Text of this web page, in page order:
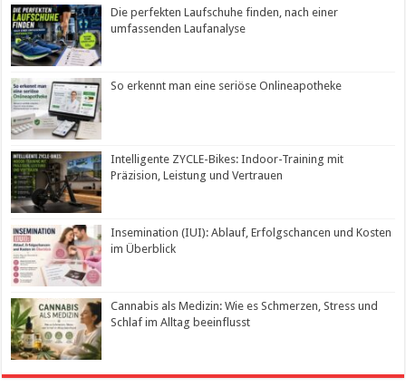
Die perfekten Laufschuhe finden, nach einer
umfassenden Laufanalyse
So erkennt man eine seriöse Onlineapotheke
Intelligente ZYCLE-Bikes: Indoor-Training mit
Präzision, Leistung und Vertrauen
Insemination (IUI): Ablauf, Erfolgschancen und Kosten
im Überblick
Cannabis als Medizin: Wie es Schmerzen, Stress und
Schlaf im Alltag beeinflusst